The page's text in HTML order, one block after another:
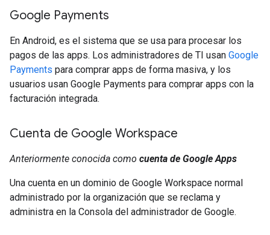
Google Payments
En Android, es el sistema que se usa para procesar los
pagos de las apps. Los administradores de TI usan Google
Payments para comprar apps de forma masiva, y los
usuarios usan Google Payments para comprar apps con la
facturación integrada.
Cuenta de Google Workspace
Anteriormente conocida como cuenta de Google Apps
Una cuenta en un dominio de Google Workspace normal
administrado por la organización que se reclama y
administra en la Consola del administrador de Google.